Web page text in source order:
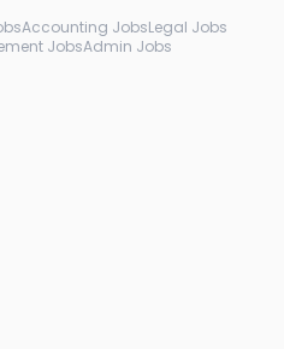
Accounting JobsLegal Jobs
JobsAdmin Jobs